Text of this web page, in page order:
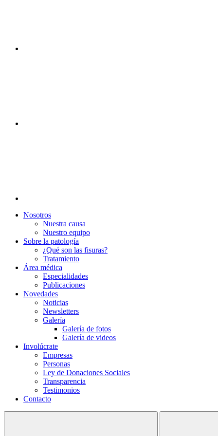
Nosotros
Nuestra causa
Nuestro equipo
Sobre la patología
¿Qué son las fisuras?
Tratamiento
Área médica
Especialidades
Publicaciones
Novedades
Noticias
Newsletters
Galería
Galería de fotos
Galería de videos
Involúcrate
Empresas
Personas
Ley de Donaciones Sociales
Transparencia
Testimonios
Contacto